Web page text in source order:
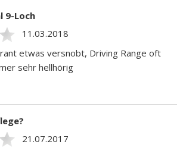
9-Loch
11.03.2018
etwas versnobt, Driving Range oft
sehr hellhörig
21.07.2017